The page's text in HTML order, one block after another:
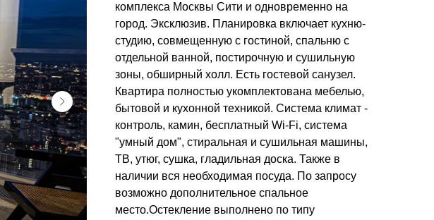
комплекса Москвы Сити и одновременно на
город. Эксклюзив. Планировка включает кухню-
студию, совмещенную с гостиной, спальню с
отдельной ванной, постирочную и сушильную
зоны, обширный холл. Есть гостевой санузел.
Квартира полностью укомплектована мебелью,
бытовой и кухонной техникой. Система климат -
контроль, камин, бесплатный Wi-Fi, система
"умный дом", стиральная и сушильная машины,
ТВ, утюг, сушка, гладильная доска. Также в
наличии вся необходимая посуда. По запросу
возможно дополнительное спальное
место.Остекление выполнено по типу